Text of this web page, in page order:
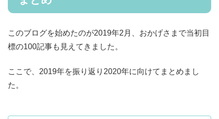
このブログを始めたのが2019年2月、おかげさまで当初目
標の100記事も見えてきました。
ここで、2019年を振り返り2020年に向けてまとめまし
た。